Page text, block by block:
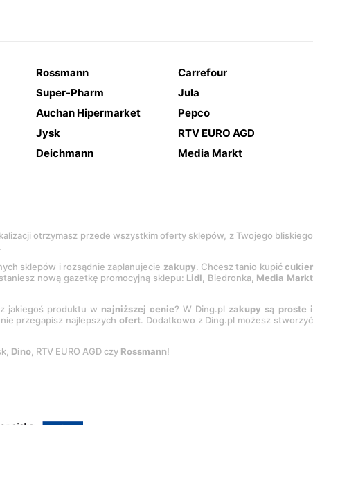
Rossmann
Carrefour
Super-Pharm
Jula
Auchan Hipermarket
Pepco
Jysk
RTV EURO AGD
Deichmann Media Markt
otrzymasz przede wszystkim oferty sklepów, z Twojego bliskiego
sklepów i rozsądnie zaplanujecie zakupy. Chcesz tanio kupićcukier
nową gazetkę promocyjną sklepu: Lidl, Biedronka, Media Markt
jakiegoś produktu w najniższej cenie? W Ding.pl zakupy są proste i
przegapisz najlepszychofert. Dodatkowo z Ding.pl możesz stworzyć
Dino, RTV EURO AGD czy Rossmann!